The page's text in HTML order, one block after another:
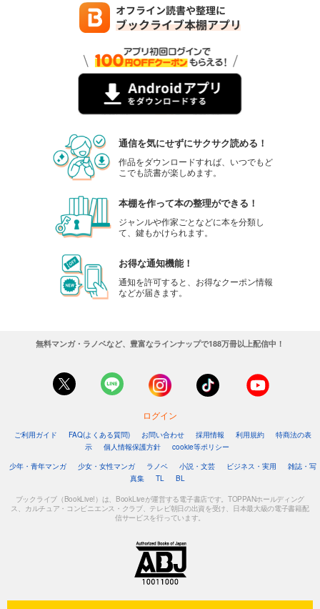
通信を気にせずにサクサク読める！
作品をダウンロードすれば、いつでもど
こでも読書が楽しめます。
本棚を作って本の整理ができる！
ジャンルや作家ごとなどに本を分類し
て、鍵もかけられます。
お得な通知機能！
通知を許可すると、お得なクーポン情報
などが届きます。
無料マンガ・ラノベなど、豊富なラインナップで188万冊以上配信中！
ログイン
ご利用ガイド FAQ(よくある質問) お問い合わせ 採用情報 利用規約
特商法の表
示
個人情報保護方針
cookie等ポリシー
少年・青年マンガ
少女・女性マンガ ラノベ 小説・文芸 ビジネス・実用
雑誌・写
真集
TL BL
ブックライブ（BookLive!）は、BookLiveが運営する電子書店です。TOPPANホールディング
ス、カルチュア・コンビニエンス・クラブ、テレビ朝日の出資を受け、日本最大級の電子書籍配
信サービスを行っています。